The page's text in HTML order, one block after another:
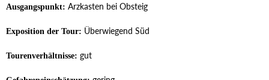
Ausgangspunkt: Arzkasten bei Obsteig
Exposition der Tour: Überwiegend Süd
Tourenverhältnisse: gut